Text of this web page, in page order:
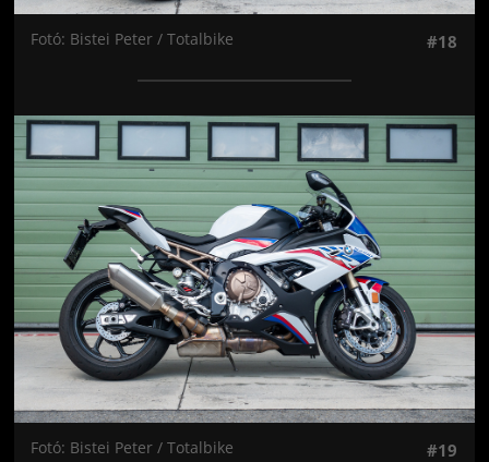
Fotó: Bistei Peter / Totalbike #18
Jön még kép!
Fotó: Bistei Peter / Totalbike #19